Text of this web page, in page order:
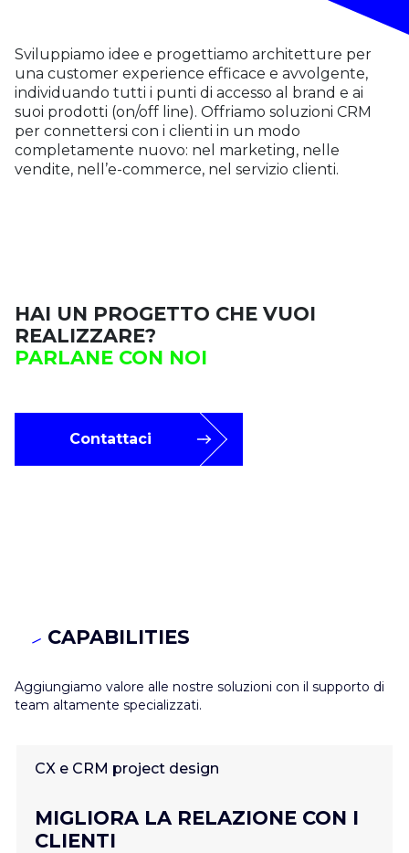
Sviluppiamo idee e progettiamo architetture per
una customer experience efficace e avvolgente,
individuando tutti i punti di accesso al brand e ai
suoi prodotti (on/off line). Offriamo soluzioni CRM
per connettersi con i clienti in un modo
completamente nuovo: nel marketing, nelle
vendite, nell’e-commerce, nel servizio clienti.
HAI UN PROGETTO CHE VUOI
REALIZZARE?
PARLANE CON NOI
Contattaci
CAPABILITIES
Aggiungiamo valore alle nostre soluzioni con il supporto di
team altamente specializzati.
CX e CRM project design
MIGLIORA LA RELAZIONE CON I
CLIENTI